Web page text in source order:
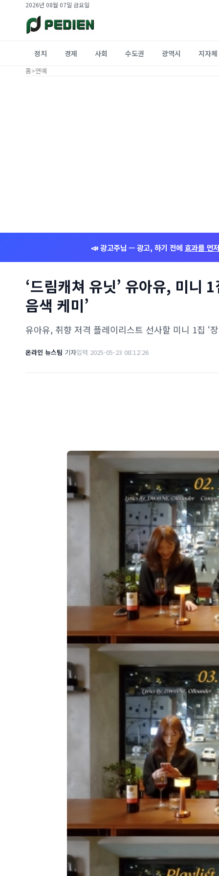
2026년 08월 07일 금요일
정치 경제 사회 수도권 광역시 지자체
홈>연예
📣 광고주님 — 광고, 하기 전에 효과를 먼
‘드림캐쳐 유닛’ 유아유, 미니
음색 케미’
유아유, 취향 저격 플레이리스트 선사할 미니 1집 ‘
온라인 뉴스팀 기자입력 2025-05-23 08:12:26